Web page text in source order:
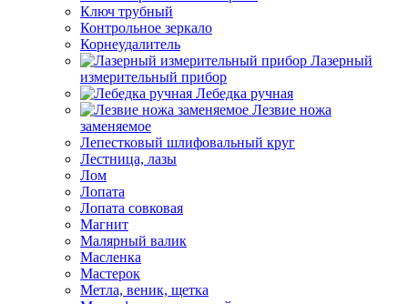
Ключ трубный
Контрольное зеркало
Корнеудалитель
Лазерный
измерительный прибор
Лебедка ручная
Лезвие ножа
заменяемое
Лепестковый шлифовальный круг
Лестница, лазы
Лом
Лопата
Лопата совковая
Магнит
Малярный валик
Масленка
Мастерок
Метла, веник, щетка